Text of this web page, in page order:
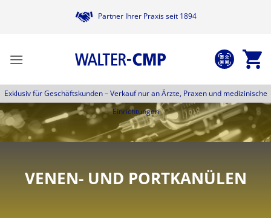
Partner Ihrer Praxis seit 1894
Exklusiv für Geschäftskunden –Verkauf nur an Ärzte, Praxen und medizinische
Einrichtungen
VENEN- UND PORTKANÜLEN